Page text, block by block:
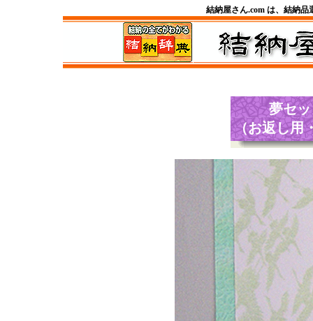
結納屋さん.com は、結納
夢セ
（お返し用